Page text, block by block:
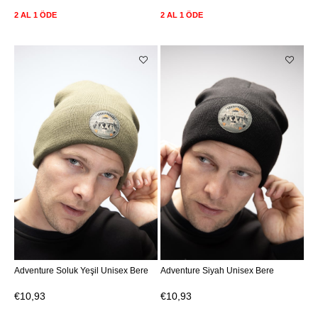
2 AL 1 ÖDE 2 AL 1 ÖDE
Adventure Soluk Yeşil Unisex Bere
€10,93
Adventure Siyah Unisex Bere
€10,93